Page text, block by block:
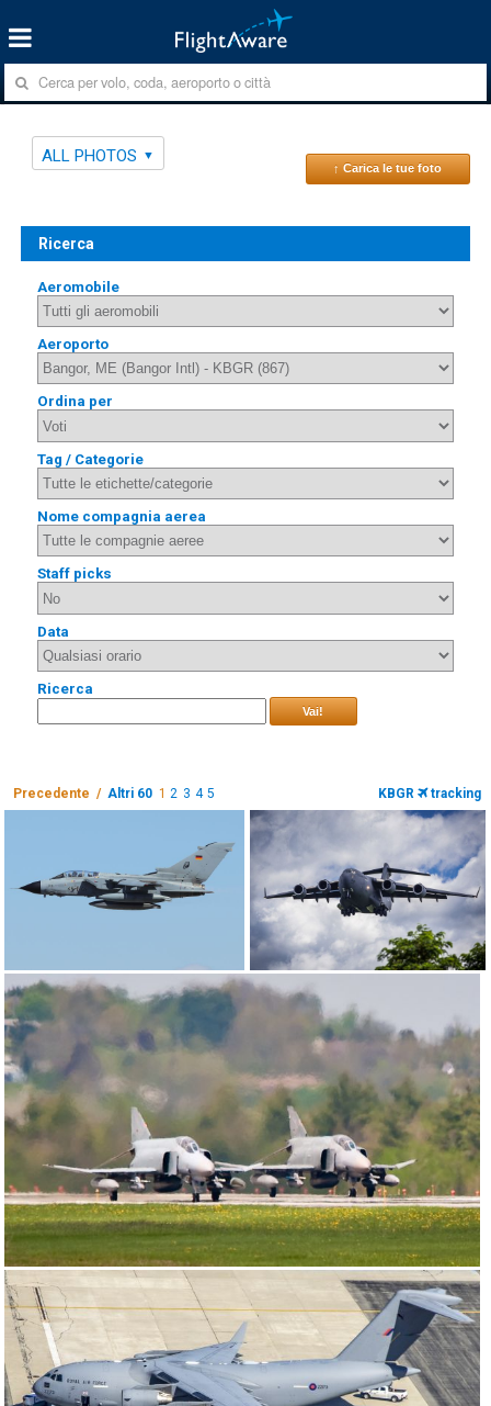
ALL PHOTOS
↑ Carica le tue foto
Ricerca
Aeromobile
Aeroporto
Ordina per
Tag / Categorie
Nome compagnia aerea
Staff picks
Data
Ricerca
Vai!
Precedente / Altri 60 1 2 3 4 5 KBGR tracking